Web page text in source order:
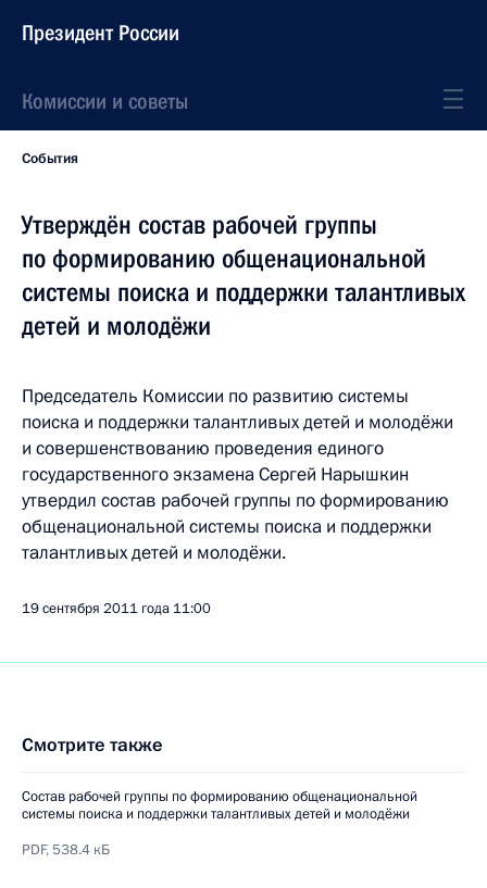
Президент России
Комиссии и советы
События
Утверждён состав рабочей группы
по формированию общенациональной
системы поиска и поддержки талантливых
детей и молодёжи
Председатель Комиссии по развитию системы
поиска и поддержки талантливых детей и молодёжи
и совершенствованию проведения единого
государственного экзамена Сергей Нарышкин
утвердил состав рабочей группы по формированию
общенациональной системы поиска и поддержки
талантливых детей и молодёжи.
19 сентября 2011 года 11:00
Смотрите также
Состав рабочей группы по формированию общенациональной
системы поиска и поддержки талантливых детей и молодёжи
PDF,538.4 кБ